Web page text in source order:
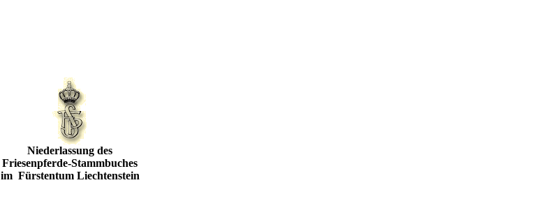
Niederlassung des
Friesenpferde-Stammbuches
im Fürstentum Liechtenstein